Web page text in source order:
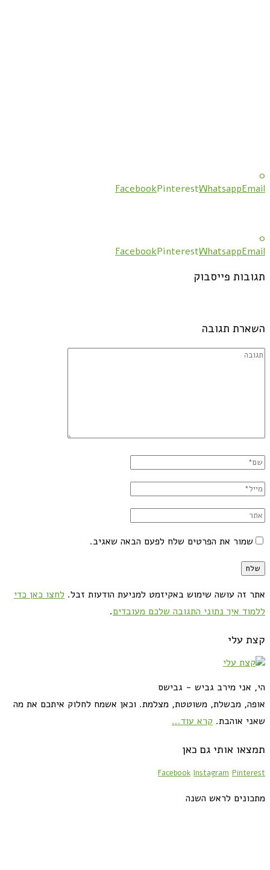
0
FacebookPinterestWhatsappEmail
0
FacebookPinterestWhatsappEmail
תגובות פייסבוק
השארת תגובה
שמור את הפרטים שלח לפעם הבאה שאגיב.
אתר זה עושה שימוש באקיזמט למניעת הודעות זבל. לחצו כאן כדי
ללמוד איך נתוני התגובה שלכם מעובדים.
קצת עלי
הי, אני מירב גביש - גבישס
אופה, מבשלת, משוטטת, מצלמת. וכאן אשמח לחלוק איתכם את מה
שאני אוהבת. קרא עוד...
תמצאו אותי גם כאן
Facebook Instagram Pinterest
מתכונים לראש השנה